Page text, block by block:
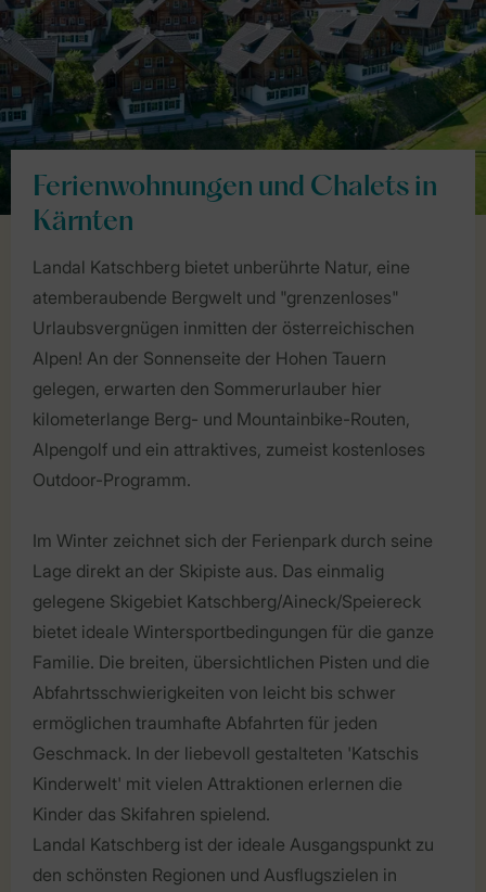
Ferienwohnungen und Chalets in
Kärnten
Landal Katschberg bietet unberührte Natur, eine
atemberaubende Bergwelt und "grenzenloses"
Urlaubsvergnügen inmitten der österreichischen
Alpen! An der Sonnenseite der Hohen Tauern
gelegen, erwarten den Sommerurlauber hier
kilometerlange Berg- und Mountainbike-Routen,
Alpengolf und ein attraktives, zumeist kostenloses
Outdoor-Programm.
Im Winter zeichnet sich der Ferienpark durch seine
Lage direkt an der Skipiste aus. Das einmalig
gelegene Skigebiet Katschberg/Aineck/Speiereck
bietet ideale Wintersportbedingungen für die ganze
Familie. Die breiten, übersichtlichen Pisten und die
Abfahrtsschwierigkeiten von leicht bis schwer
ermöglichen traumhafte Abfahrten für jeden
Geschmack. In der liebevoll gestalteten 'Katschis
Kinderwelt' mit vielen Attraktionen erlernen die
Kinder das Skifahren spielend.
Landal Katschberg ist der ideale Ausgangspunkt zu
den schönsten Regionen und Ausflugszielen in